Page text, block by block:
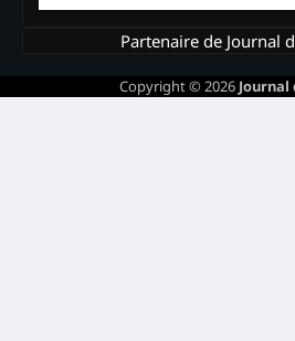
Partenaire de Journal
Copyright © 2026 Journal